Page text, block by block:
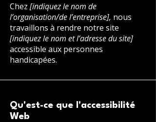
Chez [indiquez le nom de
l’organisation/de l’entreprise], nous
travaillons à rendre notre site
[indiquez le nom et l’adresse du site]
accessible aux personnes
handicapées.
Qu'est-ce que l'accessibilité
Web